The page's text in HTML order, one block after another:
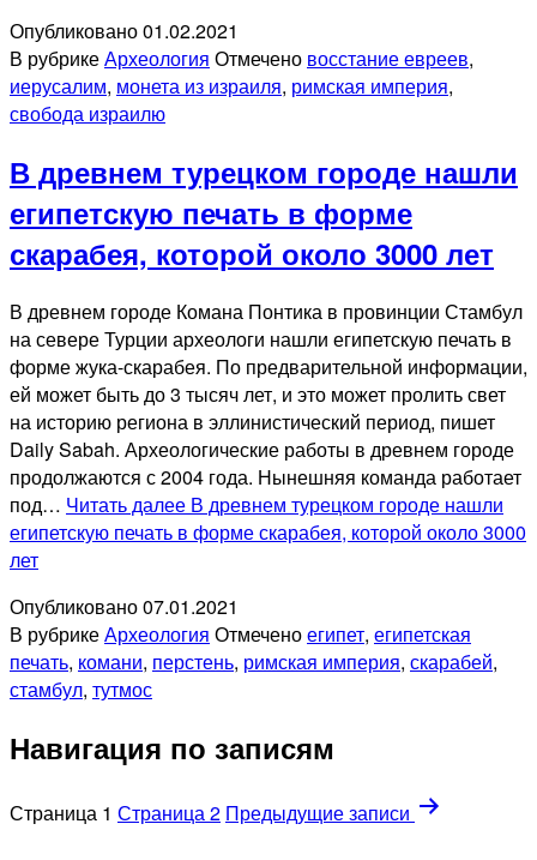
Опубликовано01.02.2021
В рубрикеАрхеология Отмечено восстание евреев,
иерусалим, монета из израиля, римская империя,
свобода израилю
В древнем турецком городе нашли
египетскую печать в форме
скарабея, которой около 3000 лет
В древнем городе Комана Понтика в провинции Стамбул
на севере Турции археологи нашли египетскую печать в
форме жука-скарабея. По предварительной информации,
ей может быть до 3 тысяч лет, и это может пролить свет
на историю региона в эллинистический период, пишет
Daily Sabah. Археологические работы в древнем городе
продолжаются с 2004 года. Нынешняя команда работает
под… Читать далее В древнем турецком городе нашли
египетскую печать в форме скарабея, которой около 3000
лет
Опубликовано07.01.2021
В рубрикеАрхеология Отмеченоегипет, египетская
печать, комани, перстень, римская империя, скарабей,
стамбул, тутмос
Навигация по записям
Страница 1 Страница 2 Предыдущиезаписи